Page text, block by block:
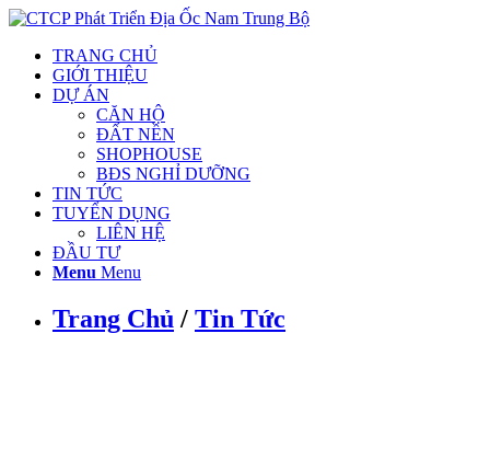
TRANG CHỦ
GIỚI THIỆU
DỰ ÁN
CĂN HỘ
ĐẤT NỀN
SHOPHOUSE
BĐS NGHỈ DƯỠNG
TIN TỨC
TUYỂN DỤNG
LIÊN HỆ
ĐẦU TƯ
Menu Menu
Trang Chủ / Tin Tức